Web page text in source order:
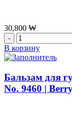
The
History
Of
Whoo
Essential
Foundation
SPF30/PA++
30,800 ₩
Количество
товара
[Sulwhasoo]
для
губ
В корзину
Бальзам для
No. 9460 |